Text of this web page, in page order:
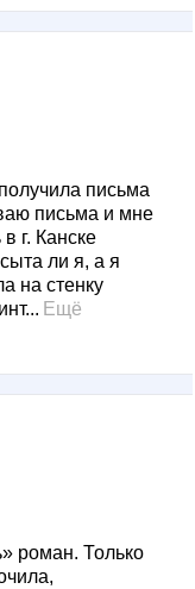
письма
письма и мне
г. Канске
ли я, а я
на стенку
Ещё
роман. Только